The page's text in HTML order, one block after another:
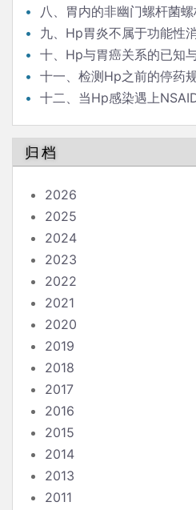
八、胃内的非幽门螺杆菌
九、Hp胃炎不属于功能性
十、Hp与胃癌关系的已知
十一、检测Hp之前的停药
十二、当Hp感染遇上
归档
2026
2025
2024
2023
2022
2021
2020
2019
2018
2017
2016
2015
2014
2013
2011